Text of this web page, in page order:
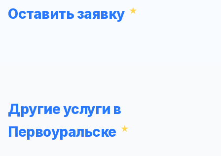
Оставить заявку
Другие услуги в
Первоуральске